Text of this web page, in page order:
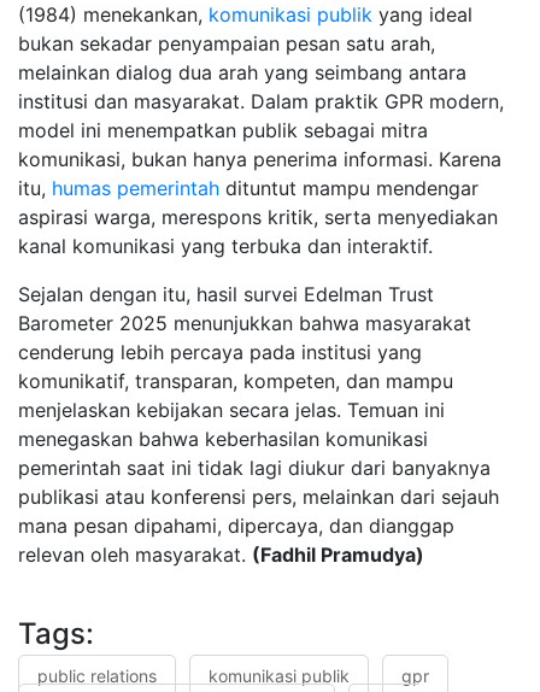
(1984) menekankan, komunikasi publik yang ideal
bukan sekadar penyampaian pesan satu arah,
melainkan dialog dua arah yang seimbang antara
institusi dan masyarakat. Dalam praktik GPR modern,
model ini menempatkan publik sebagai mitra
komunikasi, bukan hanya penerima informasi. Karena
itu, humas pemerintah dituntut mampu mendengar
aspirasi warga, merespons kritik, serta menyediakan
kanal komunikasi yang terbuka dan interaktif.
Sejalan dengan itu, hasil survei Edelman Trust
Barometer 2025 menunjukkan bahwa masyarakat
cenderung lebih percaya pada institusi yang
komunikatif, transparan, kompeten, dan mampu
menjelaskan kebijakan secara jelas. Temuan ini
menegaskan bahwa keberhasilan komunikasi
pemerintah saat ini tidak lagi diukur dari banyaknya
publikasi atau konferensi pers, melainkan dari sejauh
mana pesan dipahami, dipercaya, dan dianggap
relevan oleh masyarakat. (Fadhil Pramudya)
Tags:
public relations komunikasi publik
gpr